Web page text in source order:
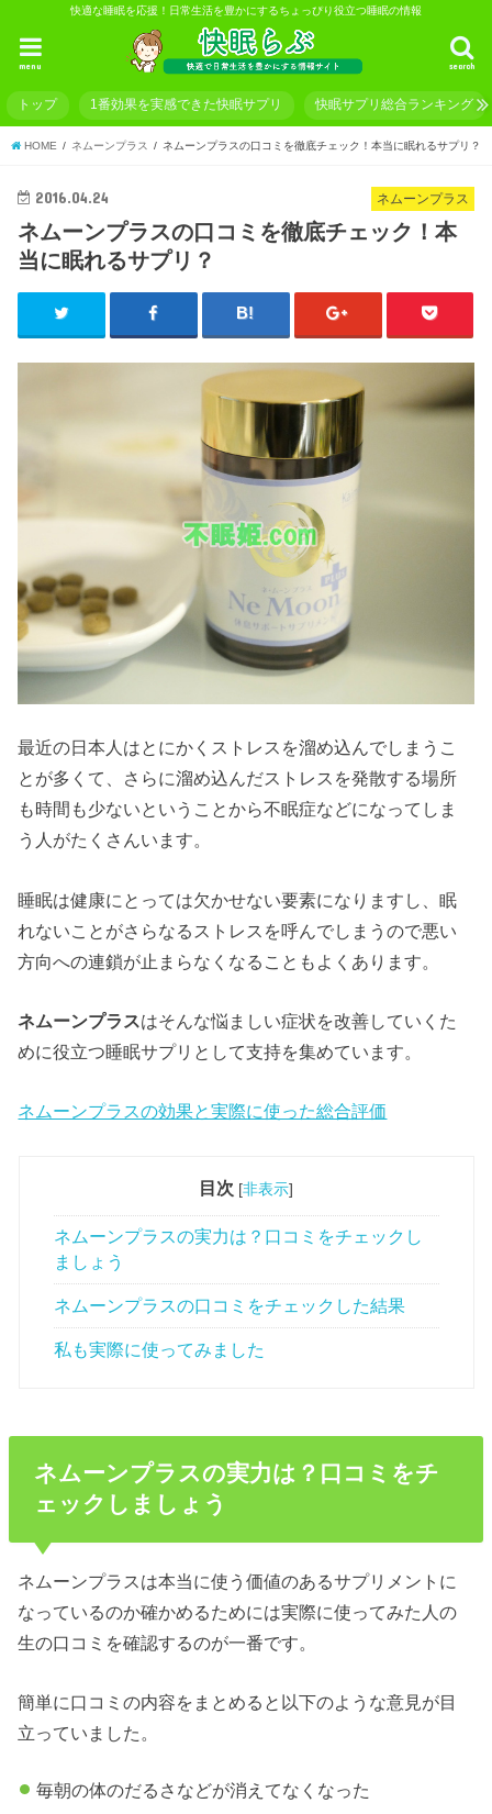
快適な睡眠を応援！日常生活を豊かにするちょっぴり役立つ睡眠の情報
search
menu
トップ 1番効果を実感できた快眠サプリ 快眠サプリ総合ランキング
HOME ネムーンプラス ネムーンプラスの口コミを徹底チェック！本当に眠れるサプリ？
ネムーンプラス
2016.04.24
ネムーンプラスの口コミを徹底チェック！本
当に眠れるサプリ？
最近の日本人はとにかくストレスを溜め込んでしまうこ
とが多くて、さらに溜め込んだストレスを発散する場所
も時間も少ないということから不眠症などになってしま
う人がたくさんいます。
睡眠は健康にとっては欠かせない要素になりますし、眠
れないことがさらなるストレスを呼んでしまうので悪い
方向への連鎖が止まらなくなることもよくあります。
ネムーンプラスはそんな悩ましい症状を改善していくた
めに役立つ睡眠サプリとして支持を集めています。
ネムーンプラスの効果と実際に使った総合評価
目次 [非表示]
ネムーンプラスの実力は？口コミをチェックし
ましょう
ネムーンプラスの口コミをチェックした結果
私も実際に使ってみました
ネムーンプラスの実力は？口コミをチ
ェックしましょう
ネムーンプラスは本当に使う価値のあるサプリメントに
なっているのか確かめるためには実際に使ってみた人の
生の口コミを確認するのが一番です。
簡単に口コミの内容をまとめると以下のような意見が目
立っていました。
毎朝の体のだるさなどが消えてなくなった